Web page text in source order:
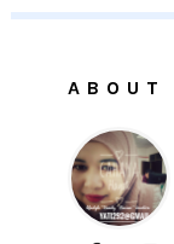
ABOUT